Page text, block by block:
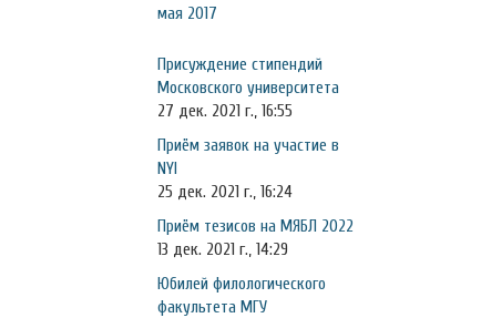
мая 2017
Присуждение стипендий
Московского университета
27 дек. 2021 г., 16:55
Приём заявок на участие в
NYI
25 дек. 2021 г., 16:24
Приём тезисов на МЯБЛ 2022
13 дек. 2021 г., 14:29
Юбилей филологического
факультета МГУ